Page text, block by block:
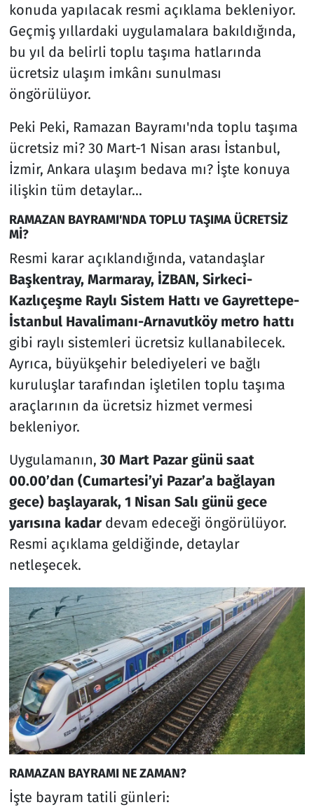
konuda yapılacak resmi açıklama bekleniyor.
Geçmiş yıllardaki uygulamalara bakıldığında,
bu yıl da belirli toplu taşıma hatlarında
ücretsiz ulaşım imkânı sunulması
öngörülüyor.
Peki Peki, Ramazan Bayramı'nda toplu taşıma
ücretsiz mi? 30 Mart-1 Nisan arası İstanbul,
İzmir, Ankara ulaşım bedava mı? İşte konuya
ilişkin tüm detaylar...
RAMAZAN BAYRAMI'NDA TOPLU TAŞIMA ÜCRETSİZ
Mİ?
Resmi karar açıklandığında, vatandaşlar
Başkentray, Marmaray, İZBAN, Sirkeci-
Kazlıçeşme Raylı Sistem Hattı ve Gayrettepe-
İstanbul Havalimanı-Arnavutköy metro hattı
gibi raylı sistemleri ücretsiz kullanabilecek.
Ayrıca, büyükşehir belediyeleri ve bağlı
kuruluşlar tarafından işletilen toplu taşıma
araçlarının da ücretsiz hizmet vermesi
bekleniyor.
Uygulamanın, 30 Mart Pazar günü saat
00.00’dan (Cumartesi’yi Pazar’a bağlayan
gece) başlayarak, 1 Nisan Salı günü gece
yarısına kadardevam edeceği öngörülüyor.
Resmi açıklama geldiğinde, detaylar
netleşecek.
RAMAZAN BAYRAMI NE ZAMAN?
İşte bayram tatili günleri: